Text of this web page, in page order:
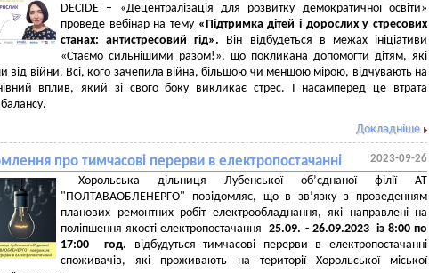
DECIDE – «Децентралізація для розвитку демократичної освіти»
проведе вебінар на тему «Підтримка дітей і дорослих у стресових
станах: антистресовий гід». Він відбудеться в межах ініціативи
«Стаємо сильнішими разом!», що покликана допомогти дітям, які
від війни. Всі, кого зачепила війна, більшою чи меншою мірою, відчувають на
вплив, який зі свого боку викликає стрес. І насамперед це втрата
Докладніше
про тимчасові перерви в електропостачанні 2023-09-26
Хорольська дільниця Лубенської об’єднаної філії АТ
"ПОЛТАВАОБЛЕНЕРГО" повідомляє, що в зв’язку з проведенням
планових ремонтних робіт електрообладнання, які направлені на
поліпшення якості електропостачання25.09. - 26.09.2023 із 8:00 по
17:00год. відбудуться тимчасові перерви в електропостачанні
споживачів, які проживають на території Хорольської міської